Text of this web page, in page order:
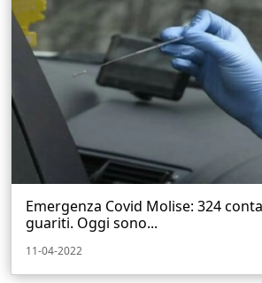
Emergenza Covid Molise: 324
guariti. Oggi sono...
11-04-2022